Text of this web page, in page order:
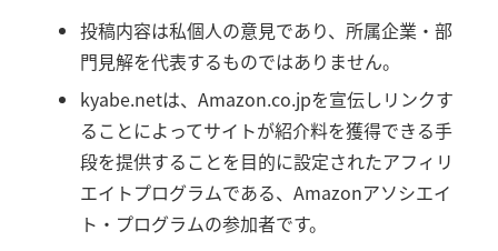
投稿内容は私個人の意見であり、所属企業・部
門見解を代表するものではありません。
kyabe.netは、Amazon.co.jpを宣伝しリンクす
ることによってサイトが紹介料を獲得できる手
段を提供することを目的に設定されたアフィリ
エイトプログラムである、Amazonアソシエイ
ト・プログラムの参加者です。